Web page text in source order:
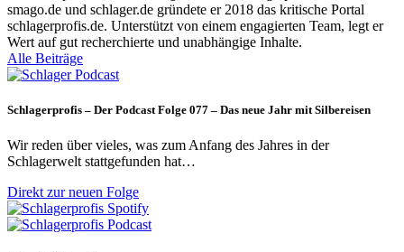
smago.de und schlager.de gründete er 2018 das kritische Portal
schlagerprofis.de. Unterstützt von einem engagierten Team, legt er
Wert auf gut recherchierte und unabhängige Inhalte.
Alle Beiträge
Schlagerprofis – Der Podcast Folge 077 – Das neue Jahr mit Silbereisen
Wir reden über vieles, was zum Anfang des Jahres in der
Schlagerwelt stattgefunden hat…
Direkt zur neuen Folge